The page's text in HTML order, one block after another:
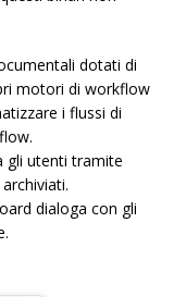
dotati di
motori di workflow
i flussi di
gli utenti tramite
dialoga con gli